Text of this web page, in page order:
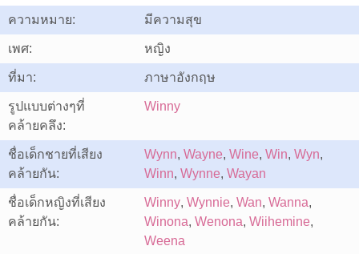
ความหมาย: มีความสุข
เพศ: หญิง
ที่มา: ภาษาอังกฤษ
รูปแบบต่างๆที่
คล้ายคลึง:
Winny
ชื่อเด็กชายที่เสียง
คล้ายกัน:
Wynn, Wayne, Wine, Win, Wyn,
Winn, Wynne, Wayan
ชื่อเด็กหญิงที่เสียง
คล้ายกัน:
Winny, Wynnie, Wan, Wanna,
Winona, Wenona, Wiihemine,
Weena